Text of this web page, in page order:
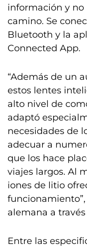
información y no
camino. Se
Bluetooth y la
Connected App.
“Además de un
estos lentes
alto nivel de
adaptó
necesidades de
adecuar a
que los hace
viajes largos. Al
iones de litio
alemana a
Entre las